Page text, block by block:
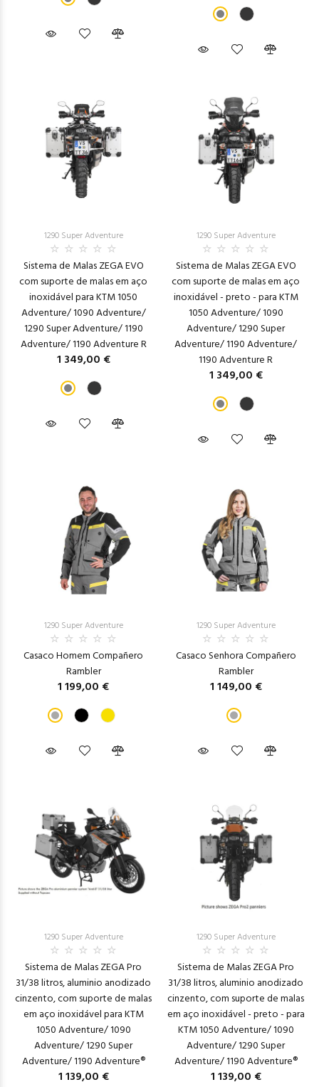
1290 Super Adventure
Sistema de Malas ZEGA EVO
com suporte de malas em aço
inoxidável para KTM 1050
Adventure/ 1090 Adventure/
1290 Super Adventure/ 1190
Adventure/ 1190 Adventure R
1 349,00 €
1290 Super Adventure
Sistema de Malas ZEGA EVO
com suporte de malas em aço
inoxidável - preto - para KTM
1050 Adventure/ 1090
Adventure/ 1290 Super
Adventure/ 1190 Adventure/
1190 Adventure R
1 349,00 €
1290 Super Adventure
Casaco Homem Compañero
Rambler
1 199,00 €
1290 Super Adventure
Casaco Senhora Compañero
Rambler
1 149,00 €
1290 Super Adventure
Sistema de Malas ZEGA Pro
31/38 litros, aluminio anodizado
cinzento, com suporte de malas
em aço inoxidável para KTM
1050 Adventure/ 1090
Adventure/ 1290 Super
Adventure/ 1190 Adventure®
1 139,00 €
1290 Super Adventure
Sistema de Malas ZEGA Pro
31/38 litros, aluminio anodizado
cinzento, com suporte de malas
em aço inoxidável - preto - para
KTM 1050 Adventure/ 1090
Adventure/ 1290 Super
Adventure/ 1190 Adventure®
1 139,00 €